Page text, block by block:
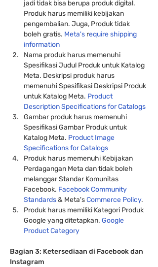
jadi tidak bisa berupa produk digital.
Produk harus memiliki kebijakan
pengembalian. Juga, Produk tidak
boleh gratis. Meta's require shipping
information
Nama produk harus memenuhi
Spesifikasi Judul Produk untuk Katalog
Meta. Deskripsi produk harus
memenuhi Spesifikasi Deskripsi Produk
untuk Katalog Meta. Product
Description Specifications for Catalogs
Gambar produk harus memenuhi
Spesifikasi Gambar Produk untuk
Katalog Meta. Product Image
Specifications for Catalogs
Produk harus memenuhi Kebijakan
Perdagangan Meta dan tidak boleh
melanggar Standar Komunitas
Facebook. Facebook Community
Standards & Meta's Commerce Policy.
Produk harus memiliki Kategori Produk
Google yang ditetapkan. Google
Product Category
Bagian 3: Ketersediaan di Facebook dan
Instagram